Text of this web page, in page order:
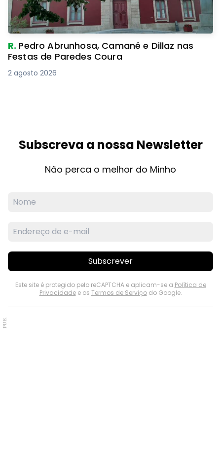
R. Pedro Abrunhosa, Camané e Dillaz nas
Festas de Paredes Coura
2 agosto 2026
Subscreva a nossa Newsletter
Não perca o melhor do Minho
Subscrever
Este site é protegido pelo reCAPTCHA e aplicam-se a Política de
Privacidadee os Termos de Serviçodo Google.
PUB.